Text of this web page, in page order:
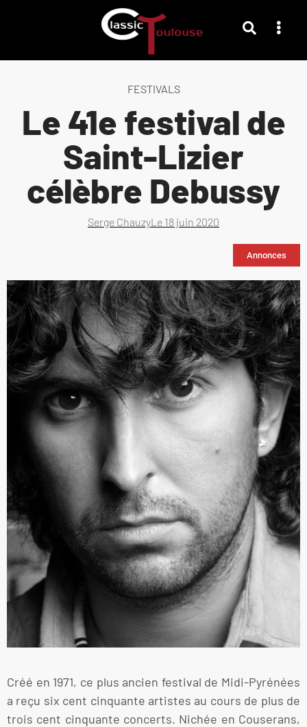
FESTIVALS
Le 41e festival de
Saint-Lizier
célèbre Debussy
Serge ChauzyLe 18 juin 2020
Annonces
Créé en 1971, ce plus ancien festival de Midi-Pyrénées
a reçu six cent cinquante artistes au cours de plus de
trois cent cinquante concerts. Nichée en Couserans,